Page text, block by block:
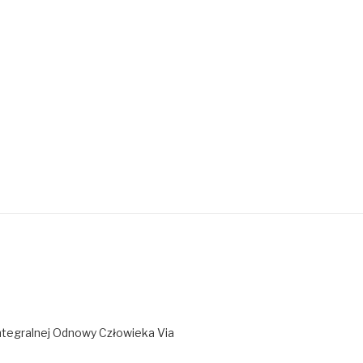
Odnowy Człowieka Via